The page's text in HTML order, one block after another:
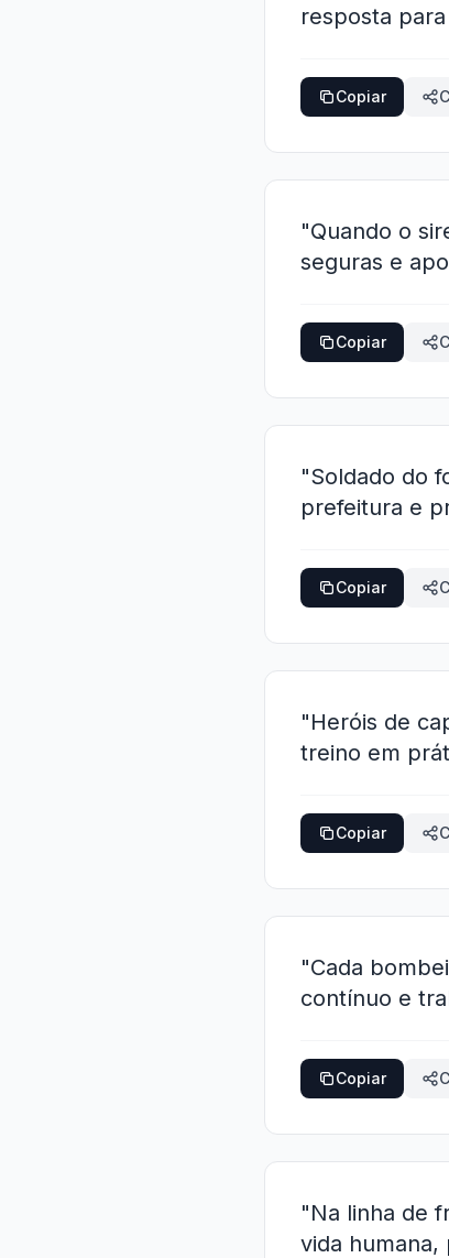
resposta
Copiar
"Quando o
seguras e
Copiar
"Soldado do
prefeitura e
Copiar
"Heróis de
treino em
Copiar
"Cada
contínuo e
Copiar
"Na linha de
vida